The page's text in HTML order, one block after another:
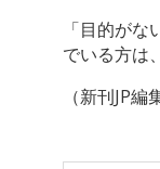
「目的が
でいる方は
（新刊JP編